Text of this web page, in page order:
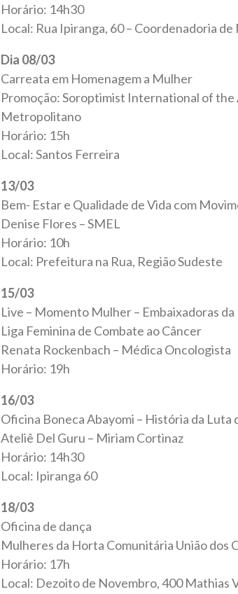
Horário: 14h30
Local: Rua Ipiranga, 60 – Coordenadoria
Dia 08/03
Carreata em Homenagem a Mulher
Promoção: Soroptimist International of
Metropolitano
Horário: 15h
Local: Santos Ferreira
13/03
Bem- Estar e Qualidade de Vida com
Denise Flores – SMEL
Horário: 10h
Local: Prefeitura na Rua, Região Sudeste
15/03
Live – Momento Mulher – Embaixadoras da
Liga Feminina de Combate ao Câncer
Renata Rockenbach – Médica Oncologista
Horário: 19h
16/03
Oficina Boneca Abayomi – História da Luta
Ateliê Del Guru – Miriam Cortinaz
Horário: 14h30
Local: Ipiranga 60
18/03
Oficina de dança
Mulheres da Horta Comunitária União dos
Horário: 17h
Local: Dezoito de Novembro, 400 Mathias